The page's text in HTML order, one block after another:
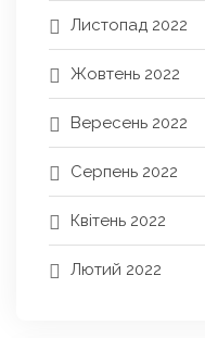
Листопад 2022
Жовтень 2022
Вересень 2022
Серпень 2022
Квітень 2022
Лютий 2022